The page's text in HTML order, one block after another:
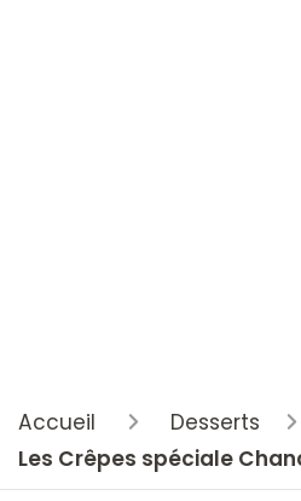
Accueil
Desserts
Les Crêpes spéciale